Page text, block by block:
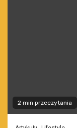
2 min przeczytania